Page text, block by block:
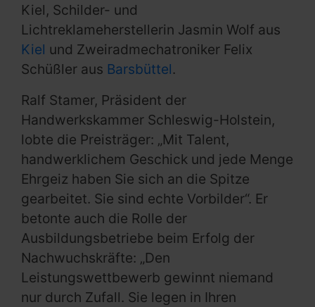
Kiel, Schilder- und
Lichtreklameherstellerin Jasmin Wolf aus
Kiel und Zweiradmechatroniker Felix
Schüßler aus Barsbüttel.
Ralf Stamer, Präsident der
Handwerkskammer Schleswig-Holstein,
lobte die Preisträger: „Mit Talent,
handwerklichem Geschick und jede Menge
Ehrgeiz haben Sie sich an die Spitze
gearbeitet. Sie sind echte Vorbilder“. Er
betonte auch die Rolle der
Ausbildungsbetriebe beim Erfolg der
Nachwuchskräfte: „Den
Leistungswettbewerb gewinnt niemand
nur durch Zufall. Sie legen in Ihren